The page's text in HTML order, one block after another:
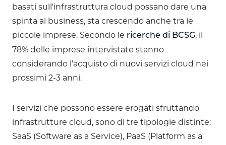
basati sull'infrastruttura cloud possano dare una
spinta al business, sta crescendo anche tra le
piccole imprese. Secondo le ricerche di BCSG, il
78% delle imprese intervistate stanno
considerando l’acquisto di nuovi servizi cloud nei
prossimi 2-3 anni.
I servizi che possono essere erogati sfruttando
infrastrutture cloud, sono di tre tipologie distinte:
SaaS (Software as a Service), PaaS (Platform as a